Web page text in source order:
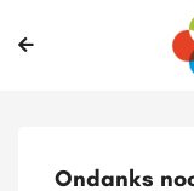
Ondanks